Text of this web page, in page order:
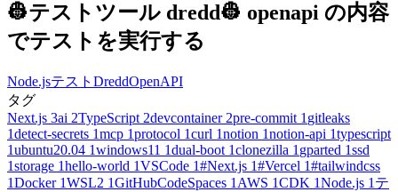
👷テストツール dredd👷 openapi の内容
でテストを実行する
Node.jsテスト DreddOpenAPI
タグ
Next.js 3ai 2TypeScript 2devcontainer 2pre-commit 1 gitleaks
1detect-secrets 1mcp 1protocol 1curl 1notion 1notion-api 1typescript
1ubuntu20.04 1windows11 1dual-boot 1clonezilla 1 gparted 1ssd
1storage 1hello-world 1VSCode 1#Next.js 1#Vercel 1#tailwindcss
1Docker 1WSL2 1GitHubCodeSpaces 1 AWS 1CDK 1Node.js 1 テ